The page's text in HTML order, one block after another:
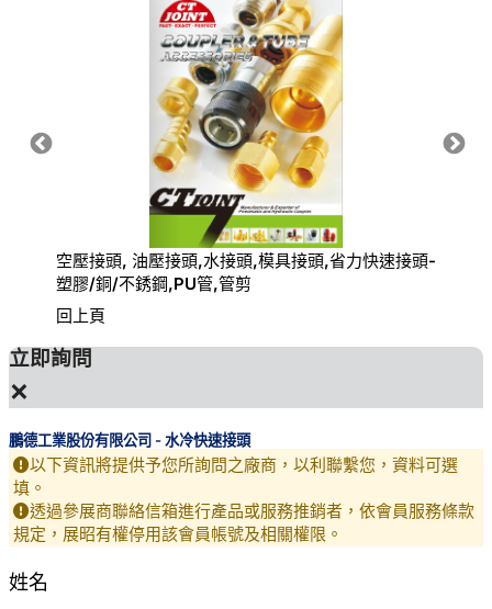
空壓接頭, 油壓接頭,水接頭,模具接頭,省力快速接頭-
塑膠/銅/不銹鋼,PU管,管剪
回上頁
立即詢問
×
鵬德工業股份有限公司 - 水冷快速接頭
以下資訊將提供予您所詢問之廠商，以利聯繫您，資料可選
填。
透過參展商聯絡信箱進行產品或服務推銷者，依會員服務條款
規定，展昭有權停用該會員帳號及相關權限。
姓名